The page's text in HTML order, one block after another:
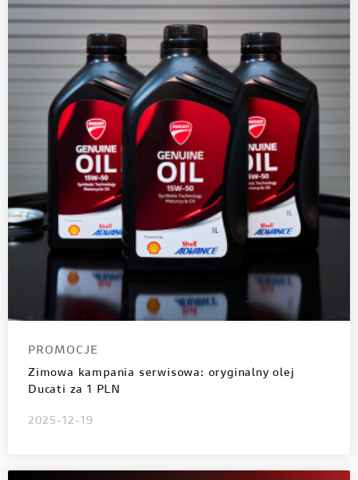
PROMOCJE
Zimowa kampania serwisowa: oryginalny olej
Ducati za 1 PLN
2025-12-19